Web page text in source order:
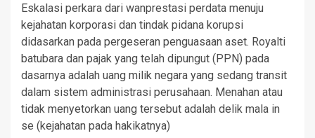
Eskalasi perkara dari wanprestasi perdata menuju
kejahatan korporasi dan tindak pidana korupsi
didasarkan pada pergeseran penguasaan aset. Royalti
batubara dan pajak yang telah dipungut (PPN) pada
dasarnya adalah uang milik negara yang sedang transit
dalam sistem administrasi perusahaan. Menahan atau
tidak menyetorkan uang tersebut adalah delik mala in
se (kejahatan pada hakikatnya)